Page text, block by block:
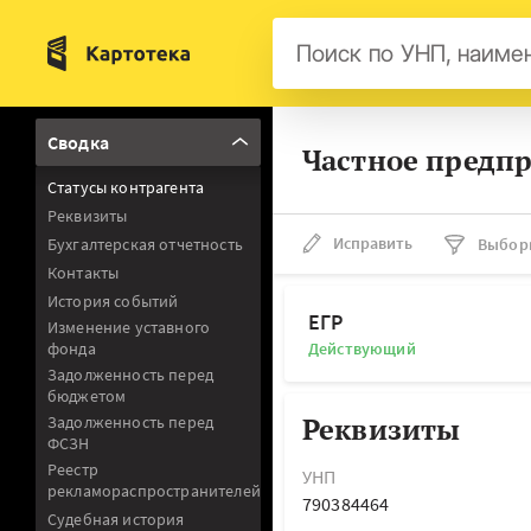
Сводка
Статусы контрагента
Реквизиты
Бухгалтерская отчетность
Контакты
История событий
Изменение уставного
фонда
Задолженность перед
бюджетом
Задолженность перед
ФСЗН
Реестр
рекламораспространителей
Судебная история
Частное
Исправить
ЕГР
Действующий
Реквизиты
УНП
790384464